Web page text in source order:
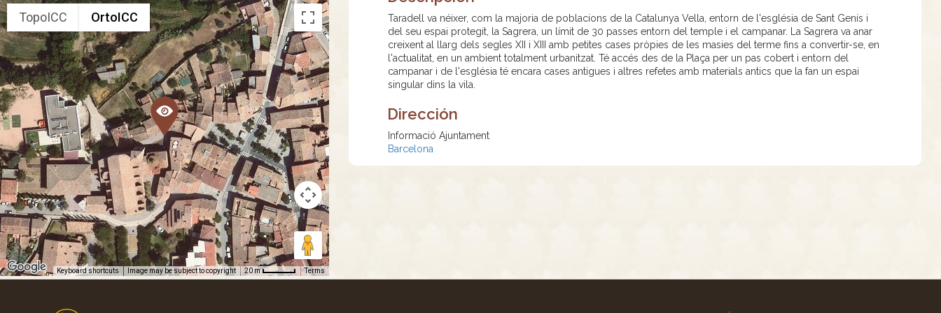
TopoICC OrtoICC
Keyboard shortcuts Image may be subject to copyright 20 m Terms
Taradell va néixer, com la majoria de poblacions de la Catalunya Vella, entorn de l'església de Sant Genís i
del seu espai protegit, la Sagrera, un límit de 30 passes entorn del temple i el campanar. La Sagrera va anar
creixent al llarg dels segles XII i XIII amb petites cases pròpies de les masies del terme fins a convertir-se, en
l'actualitat, en un ambient totalment urbanitzat. Té accés des de la Plaça per un pas cobert i entorn del
campanar i de l'església té encara cases antigues i altres refetes amb materials antics que la fan un espai
singular dins la vila.
Dirección
Informació Ajuntament
Barcelona